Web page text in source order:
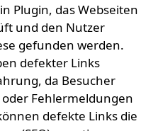
Plugin, das Webseiten
und den Nutzer
gefunden werden.
defekter Links
da Besucher
Fehlermeldungen
defekte Links die